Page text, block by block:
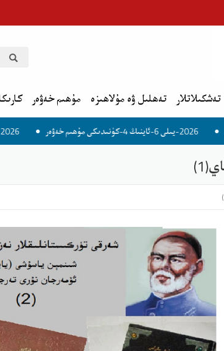
مۇھىم خەۋەر تەھلىل ۋە مۇلاھىزە تەشكىلاتلار
2026-يىلى 6-ئاينىڭ 6-كۈنىدىكى مۇھىم خەۋەر